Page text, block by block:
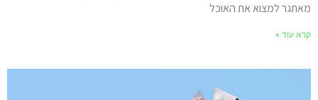
למצוא את האוכל
עוד »